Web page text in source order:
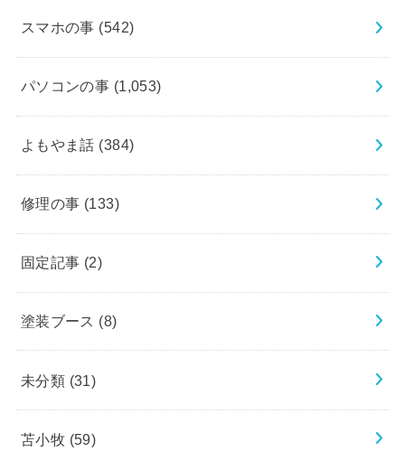
スマホの事 (542)
パソコンの事 (1,053)
よもやま話 (384)
修理の事 (133)
固定記事 (2)
塗装ブース (8)
未分類 (31)
苫小牧 (59)